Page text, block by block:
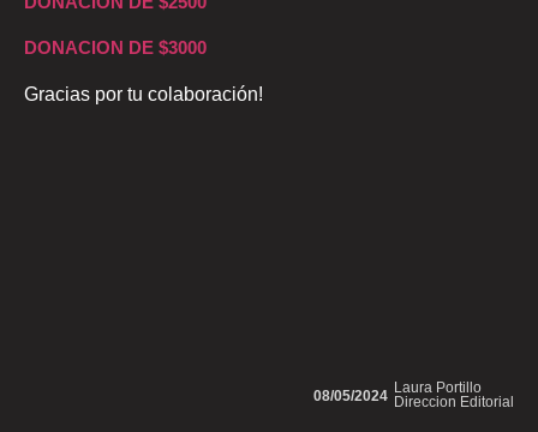
DONACION DE $3000
Gracias por tu colaboración!
Laura Portillo
Direccion Editorial
08/05/2024